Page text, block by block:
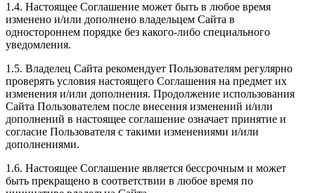
1.4. Настоящее Соглашение может быть в любое время
изменено и/или дополнено владельцем Сайта в
одностороннем порядке без какого-либо специального
уведомления.
1.5. Владелец Сайта рекомендует Пользователям регулярно
проверять условия настоящего Соглашения на предмет их
изменения и/или дополнения. Продолжение использования
Сайта Пользователем после внесения изменений и/или
дополнений в настоящее соглашение означает принятие и
согласие Пользователя с такими изменениями и/или
дополнениями.
1.6. Настоящее Соглашение является бессрочным и может
быть прекращено в соответствии в любое время по